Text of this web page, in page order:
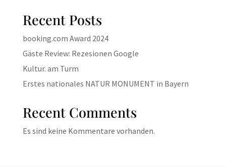
Recent Posts
booking.com Award 2024
Gäste Review: Rezesionen Google
Kultur. am Turm
Erstes nationales NATUR MONUMENT in Bayern
Recent Comments
Es sind keine Kommentare vorhanden.